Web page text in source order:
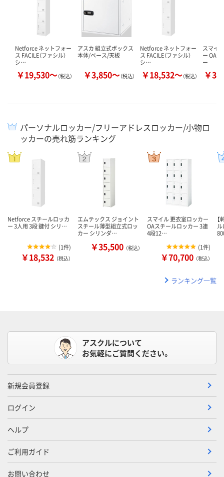
Netforce ネットフォー
ス FACILE（ファシル）
シ…
￥19,530～（税込）
アスカ 組立式ボックス
本体/ベース/天板
￥3,850～（税込）
Netforce ネットフォー
ス FACILE（ファシル）
シ…
￥18,532～（税込）
スマイ
ー OA
ー
￥
パーソナルロッカー/フリーアドレスロッカー/小物ロ
ッカーの売れ筋ランキング
Netforce スチールロッカ
ー 3人用 3段 鍵付 シリ…
(1件)
￥18,532 （税込）
エムテックス ジョイント
スチール薄型組立式ロッ
カー シリンダ…
￥35,500 （税込）
スマイル 更衣室ロッカー
OAスチールロッカー 3連
4段12…
(1件)
￥70,700 （税込）
ランキング一覧
アスクルについて
お気軽にご質問ください。
新規会員登録
ログイン
ヘルプ
ご利用ガイド
お問い合わせ